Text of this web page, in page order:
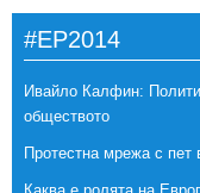
#EP2014
Ивайло Калфин:
обществото
Протестна мрежа с пет